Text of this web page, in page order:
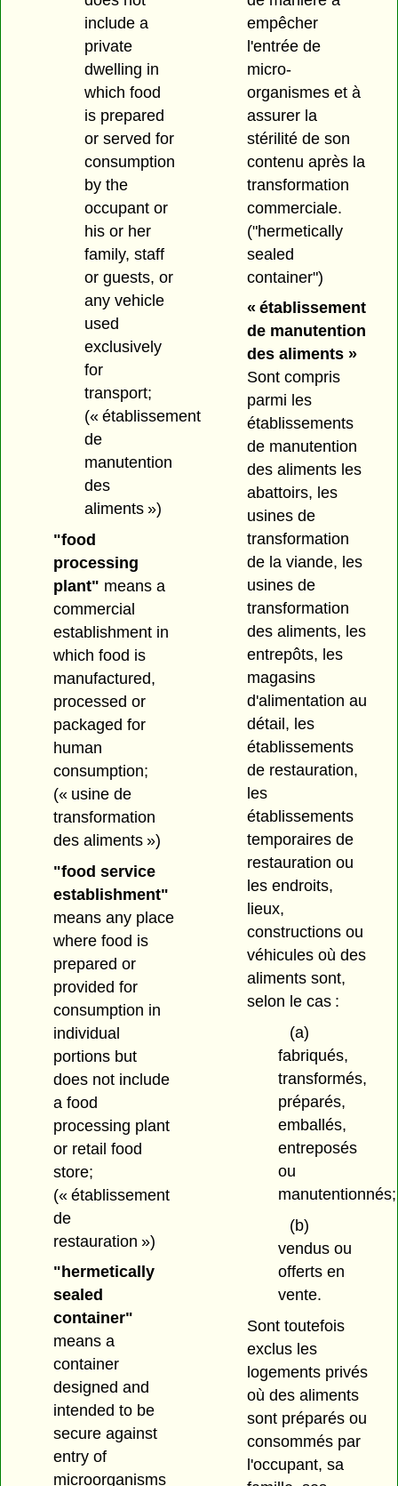
include a
private
dwelling in
which food
is prepared
or served for
consumption
by the
occupant or
his or her
family, staff
or guests, or
any vehicle
used
exclusively
for
transport;
(« établissement
de
manutention
des
aliments »)
"food
processing
plant" means a
commercial
establishment in
which food is
manufactured,
processed or
packaged for
human
consumption;
(« usine de
transformation
des aliments »)
"food service
establishment"
means any place
where food is
prepared or
provided for
consumption in
individual
portions but
does not include
a food
processing plant
or retail food
store;
(« établissement
de
restauration »)
"hermetically
sealed
container"
means a
container
designed and
intended to be
secure against
entry of
microorganisms
empêcher
l'entrée de
micro-
organismes et à
assurer la
stérilité de son
contenu après la
transformation
commerciale.
("hermetically
sealed
container")
« établissement
de manutention
des aliments »
Sont compris
parmi les
établissements
de manutention
des aliments les
abattoirs, les
usines de
transformation
de la viande, les
usines de
transformation
des aliments, les
entrepôts, les
magasins
d'alimentation au
détail, les
établissements
de restauration,
les
établissements
temporaires de
restauration ou
les endroits,
lieux,
constructions ou
véhicules où des
aliments sont,
selon le cas :
(a)
fabriqués,
transformés,
préparés,
emballés,
entreposés
ou
manutentionnés;
(b)
vendus ou
offerts en
vente.
Sont toutefois
exclus les
logements privés
où des aliments
sont préparés ou
consommés par
l'occupant, sa